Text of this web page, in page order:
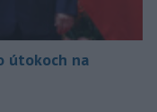
útokoch na